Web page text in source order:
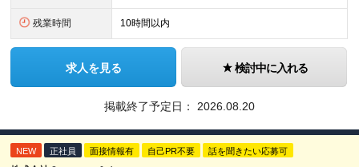
残業時間 10時間以内
求人を見る 検討中に入れる
掲載終了予定日： 2026.08.20
NEW 正社員 面接情報有 自己PR不要 話を聞きたい応募可